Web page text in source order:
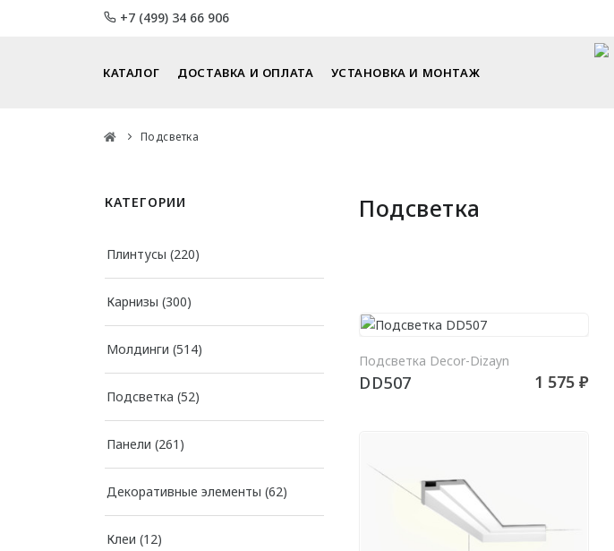
+7 (499) 34 66 906
КАТАЛОГ ДОСТАВКА И ОПЛАТА УСТАНОВКА И МОНТАЖ
Подсветка
Подсветка
Подсветка Decor-Dizayn
DD507 1 575 ₽
КАТЕГОРИИ
Плинтусы (220)
Карнизы (300)
Молдинги (514)
Подсветка (52)
Панели (261)
Декоративные элементы (62)
Клеи (12)